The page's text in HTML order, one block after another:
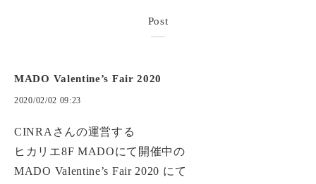
Post
MADO Valentine’s Fair 2020
2020/02/02 09:23
CINRAさんの運営する
ヒカリエ8F MADOにて開催中の
MADO Valentine’s Fair 2020 にて